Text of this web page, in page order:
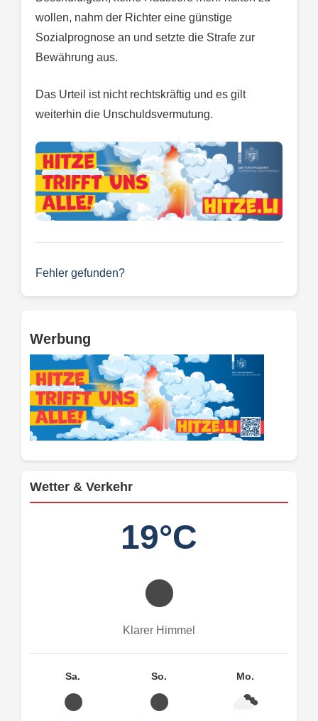
wollen, nahm der Richter eine günstige
Sozialprognose an und setzte die Strafe zur
Bewährung aus.
Das Urteil ist nicht rechtskräftig und es gilt
weiterhin die Unschuldsvermutung.
Fehler gefunden?
Werbung
Wetter & Verkehr
19°C
Klarer Himmel
Sa. So. Mo.